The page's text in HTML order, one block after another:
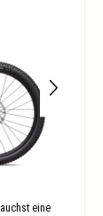
eine